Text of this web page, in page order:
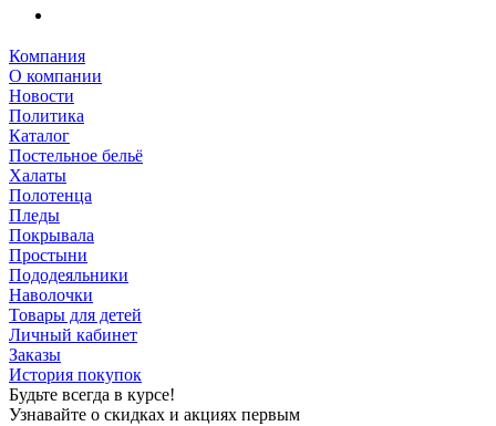
Компания
О компании
Новости
Политика
Каталог
Постельное бельё
Халаты
Полотенца
Пледы
Покрывала
Простыни
Пододеяльники
Наволочки
Товары для детей
Личный кабинет
Заказы
История покупок
Будьте всегда в курсе!
Узнавайте о скидках и акциях первым